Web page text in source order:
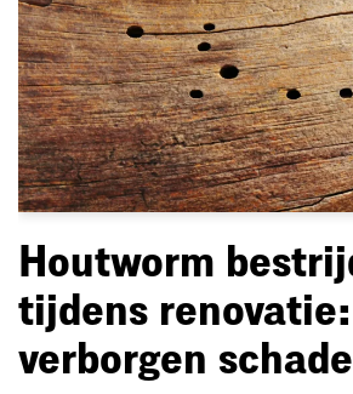
Houtworm
tijdens
verborgen schade